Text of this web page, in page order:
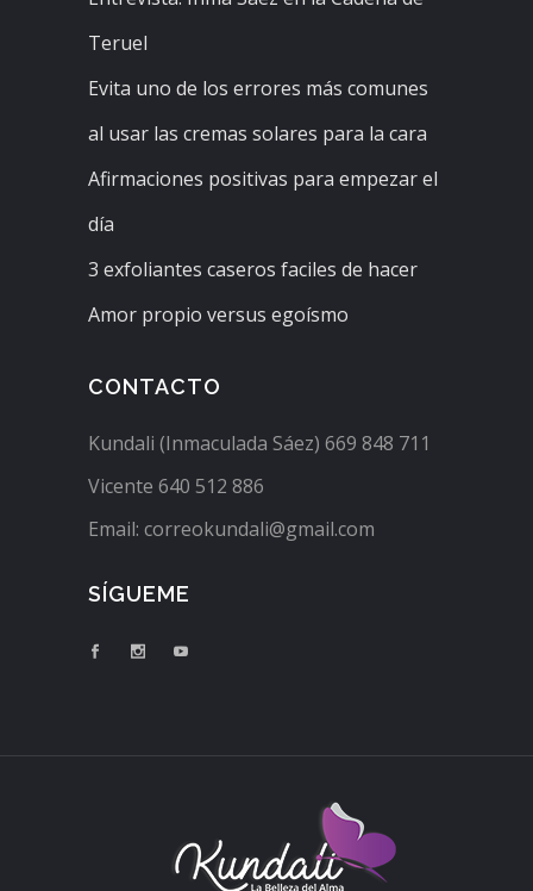
Teruel
Evita uno de los errores más comunes
al usar las cremas solares para la cara
Afirmaciones positivas para empezar el
día
3 exfoliantes caseros faciles de hacer
Amor propio versus egoísmo
CONTACTO
Kundali (Inmaculada Sáez) 669 848 711
Vicente 640 512 886
Email: correokundali@gmail.com
SÍGUEME